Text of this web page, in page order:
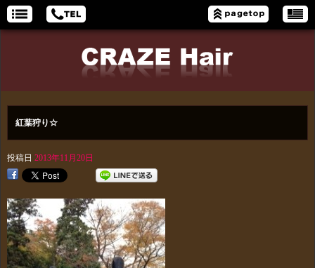
紅葉狩り☆
投稿日 2013年11月20日